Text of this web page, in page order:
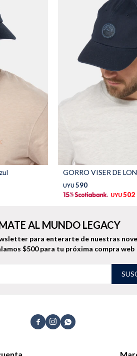
UYU 590
UYU502
  
AL MUNDO LEGACY
para enterarte de nuestras
$500 para tu próxima compra web